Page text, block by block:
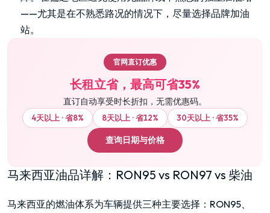
——尤其是在不熟悉路况的情况下，尽量选择品牌加油
站。
官网直订优惠
长租立省，最高可省35%
直订自动享受时长折扣，无需优惠码。
4天以上 · 省8% 8天以上 · 省12% 30天以上 · 省35%
查询日期与价格
马来西亚油品详解：RON95 vs RON97 vs 柴油
马来西亚的燃油体系为车辆提供三种主要选择：RON95、